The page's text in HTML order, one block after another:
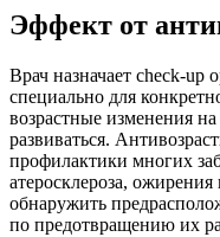
Эффект от
Врач назначает check-up
специально для
возрастные изменения
развиваться.
профилактики многих
атеросклероза,
обнаружить
по предотвращению их